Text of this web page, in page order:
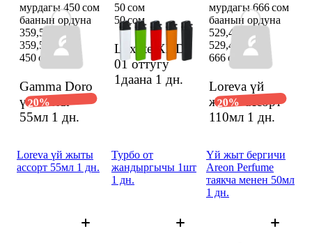
Gamma Doro
үй жыты
55мл 1 дн.
мурдагы 450 сом
баанын ордуна
359,5 сом
359,5 сом
450 сом
20%
Luxlite XHD
01 оттугу
1даана 1 дн.
50 сом
50 сом
Loreva үй
жыты ассорт
110мл 1 дн.
мурдагы 666 сом
баанын ордуна
529,47 сом
529,47 сом
666 сом
20%
Loreva үй жыты
ассорт 55мл 1 дн.
Турбо от
жандыргычы 1шт
1 дн.
Үй жыт бергичи
Areon Perfume
таякча менен 50мл
1 дн.